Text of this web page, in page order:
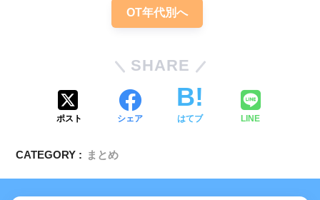
OT年代別へ
SHARE
ポスト シェア はてブ LINE
CATEGORY : まとめ